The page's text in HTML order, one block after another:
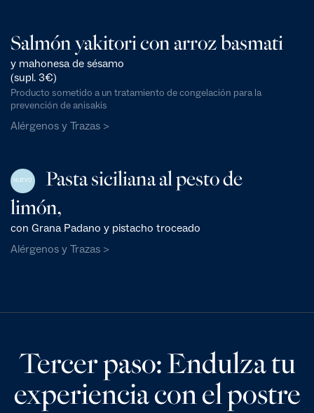
Salmón yakitori con arroz basmati
y mahonesa de sésamo
(supl. 3€)
Producto sometido a un tratamiento de congelación para la
prevención de anisakis
Alérgenos y Trazas >
NUEVO
Pasta siciliana al pesto de
limón,
con Grana Padano y pistacho troceado
Alérgenos y Trazas >
Tercer paso: Endulza tu
experiencia con el postre